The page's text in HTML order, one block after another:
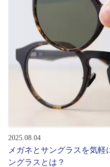
会社情報
会社概要
パリミキについて
お問い合わせ
2025.08.04
メガネとサングラスを気
ングラスとは？